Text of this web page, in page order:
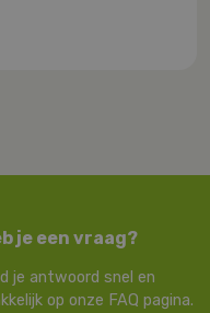
je een vraag?
je antwoord snel en
op onze FAQ pagina.